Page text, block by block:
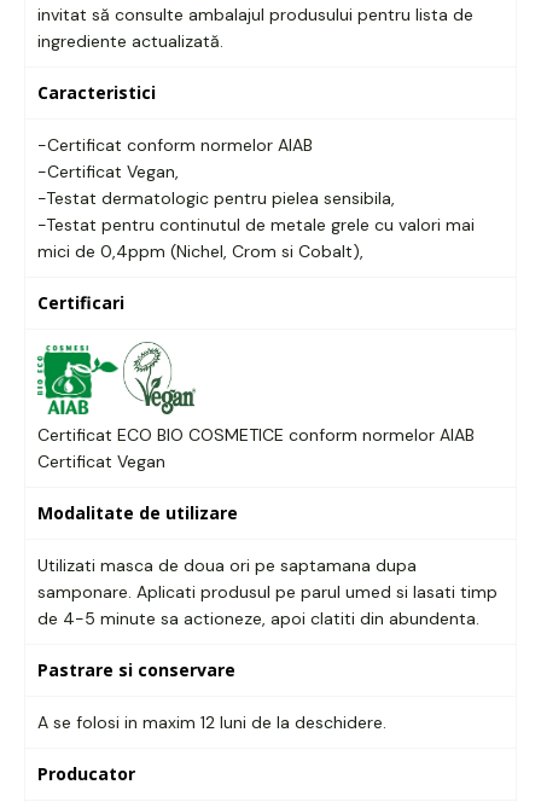
invitat să consulte ambalajul produsului pentru lista de
ingrediente actualizată.
Caracteristici
-Certificat conform normelor AIAB
-Certificat Vegan,
-Testat dermatologic pentru pielea sensibila,
-Testat pentru continutul de metale grele cu valori mai
mici de 0,4ppm (Nichel, Crom si Cobalt),
Certificari
Certificat ECO BIO COSMETICE conform normelor AIAB
Certificat Vegan
Modalitate de utilizare
Utilizati masca de doua ori pe saptamana dupa
samponare. Aplicati produsul pe parul umed si lasati timp
de 4-5 minute sa actioneze, apoi clatiti din abundenta.
Pastrare si conservare
A se folosi in maxim 12 luni de la deschidere.
Producator